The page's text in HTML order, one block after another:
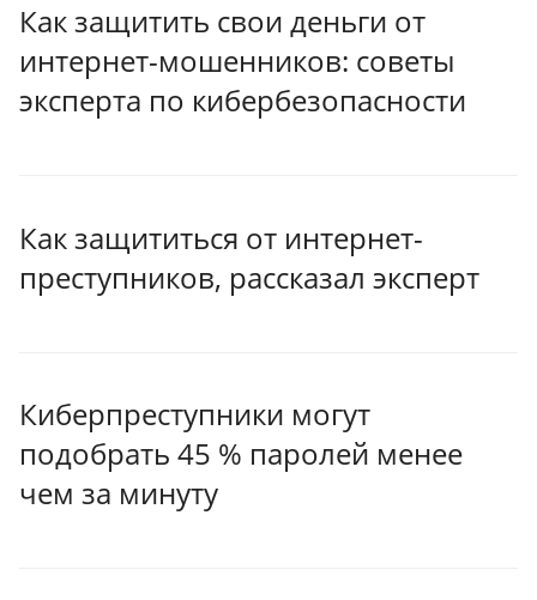
Как защитить свои деньги от
интернет-мошенников: советы
эксперта по кибербезопасности
Как защититься от интернет-
преступников, рассказал эксперт
Киберпреступники могут
подобрать 45 % паролей менее
чем за минуту